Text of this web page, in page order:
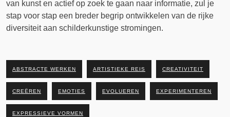
van kunst en actief op zoek te gaan naar informatie, zul je
stap voor stap een breder begrip ontwikkelen van de rijke
diversiteit aan schilderkunstige stromingen.
ABSTRACTE WERKEN ARTISTIEKE REIS CREATIVITEIT
CREËREN EMOTIES EVOLUEREN EXPERIMENTEREN
EXPRESSIEVE VORMEN